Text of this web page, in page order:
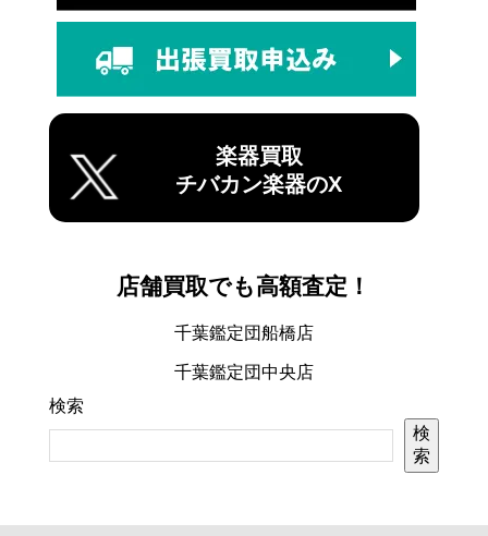
楽器買取
チバカン楽器のX
店舗買取でも高額査定！
千葉鑑定団船橋店
千葉鑑定団中央店
検索
検
索